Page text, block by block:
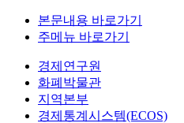
본문내용 바로가기
주메뉴 바로가기
경제연구원
화폐박물관
지역본부
경제통계시스템(ECOS)